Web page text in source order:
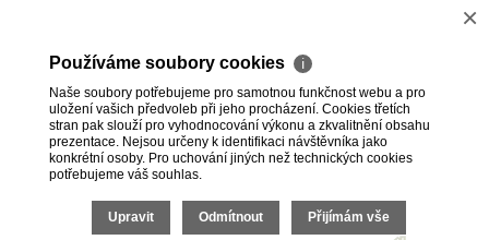
110 00 Praha 1
U pasáže Zlatý Anděl
Blog
info@100klicu.cz
Facebook
2026 © 100klíčů, a.s., všechna práva vyhrazena |Cookies
×
Používáme soubory cookies ℹ
Naše soubory potřebujeme pro samotnou funkčnost webu a pro
uložení vašich předvoleb při jeho procházení. Cookies třetích
stran pak slouží pro vyhodnocování výkonu a zkvalitnění obsahu
prezentace. Nejsou určeny k identifikaci návštěvníka jako
konkrétní osoby. Pro uchování jiných než technických cookies
potřebujeme váš souhlas.
Upravit Odmítnout Přijímám vše